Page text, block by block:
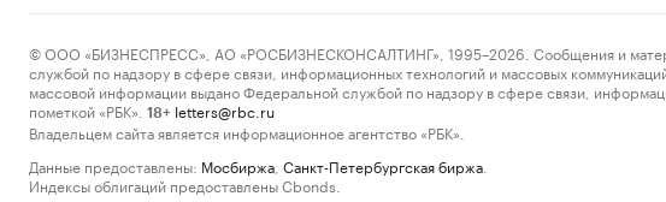
© ООО «БИЗНЕСПРЕСС», АО «РОСБИЗНЕСКОНСАЛТИНГ», 1995–2026. Сообщения и
службой по надзору в сфере связи, информационных технологий и массовых
массовой информации выдано Федеральной службой по надзору в сфере связи,
пометкой «РБК».
18+ letters@rbc.ru
Владельцем сайта является информационное агентство «РБК».
Данные предоставлены: Мосбиржа Санкт-Петербургская биржа
Индексы облигаций предоставлены Cbonds.